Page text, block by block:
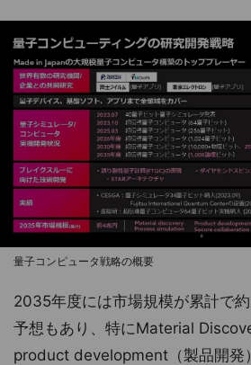
量子コンピュータ戦略の概要
2035年度には市場規模が累計で
予想もあり、特にMaterial
product development（製品開発